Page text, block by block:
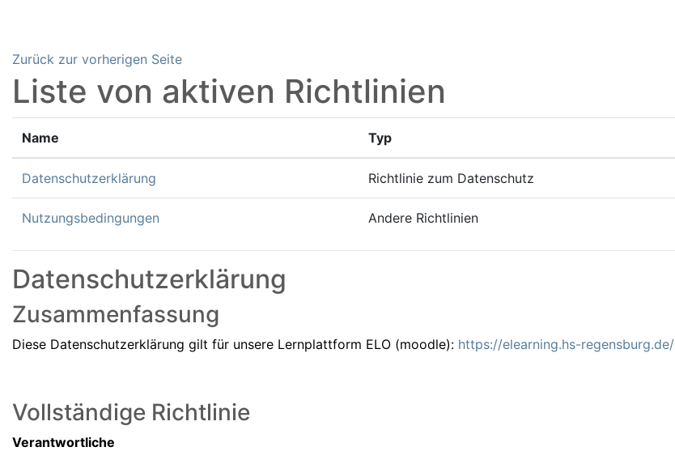
Zurück zur vorherigen Seite
Liste von aktiven Richtlinien
Name Typ
Datenschutzerklärung Richtlinie zum Datenschutz
Nutzungsbedingungen Andere Richtlinien
Datenschutzerklärung
Zusammenfassung
Diese Datenschutzerklärung gilt für unsere Lernplattform ELO (moodle): https://elearning.hs-regensburg.de/
Vollständige Richtlinie
Verantwortliche